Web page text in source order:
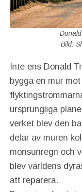
Bild:
Inte ens Donald
bygga en mur
ursprungliga
verket blev den
delar av muren
monsunregn och
blev världens
att reparera.